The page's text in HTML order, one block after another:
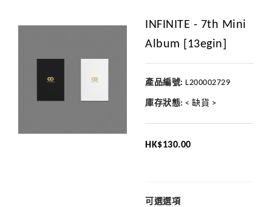
INFINITE - 7th Mini
Album [13egin]
產品編號: L200002729
庫存狀態: < 缺貨 >
HK$130.00
可選選項